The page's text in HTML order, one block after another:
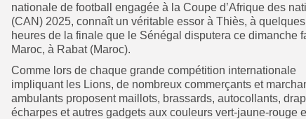
nationale de football engagée à la Coupe d’Afrique des
(CAN) 2025, connaît un véritable essor à Thiès, à quelques
heures de la finale que le Sénégal disputera ce dimanche
Maroc, à Rabat (Maroc).
Comme lors de chaque grande compétition internationale
impliquant les Lions, de nombreux commerçants et
ambulants proposent maillots, brassards, autocollants,
écharpes et autres gadgets aux couleurs vert-jaune-rouge